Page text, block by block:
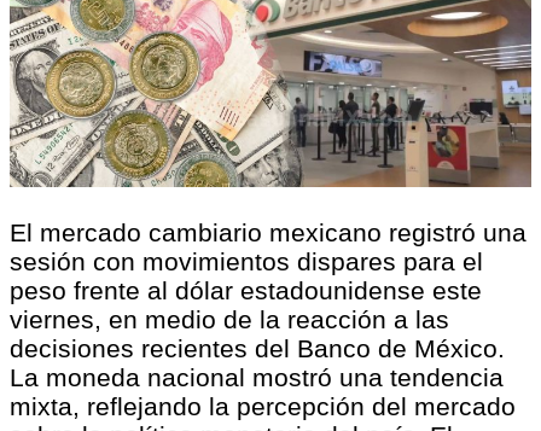
El mercado cambiario mexicano registró una
sesión con movimientos dispares para el
peso frente al dólar estadounidense este
viernes, en medio de la reacción a las
decisiones recientes del Banco de México.
La moneda nacional mostró una tendencia
mixta, reflejando la percepción del mercado